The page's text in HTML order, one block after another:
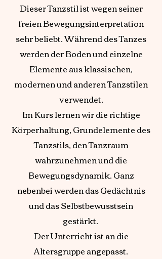
Dieser Tanzstil ist wegen seiner
freien Bewegungsinterpretation
sehr beliebt. Während des Tanzes
werden der Boden und einzelne
Elemente aus klassischen,
modernen und anderen Tanzstilen
verwendet.
Im Kurs lernen wir die richtige
Körperhaltung, Grundelemente des
Tanzstils, den Tanzraum
wahrzunehmen und die
Bewegungsdynamik. Ganz
nebenbei werden das Gedächtnis
und das Selbstbewusstsein
gestärkt.
Der Unterricht ist an die
Altersgruppe angepasst.